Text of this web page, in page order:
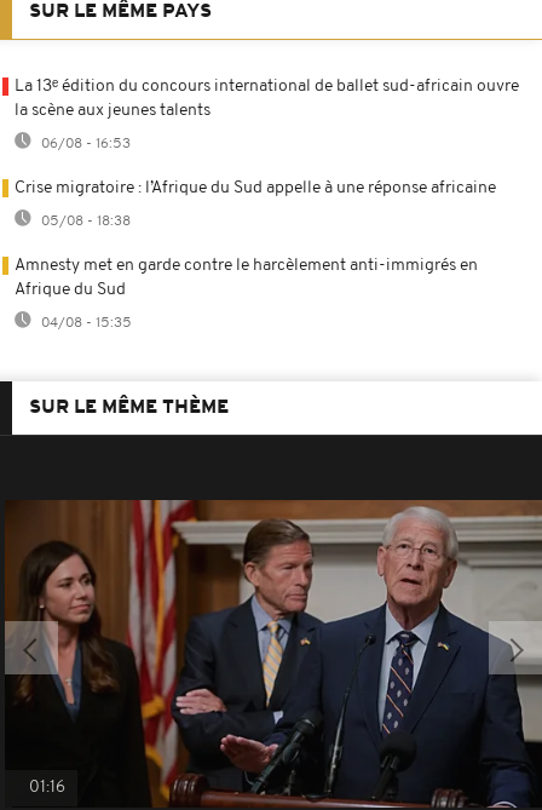
SUR LE MÊME PAYS
La 13ᵉ édition du concours international de ballet sud-africain ouvre
la scène aux jeunes talents
06/08 - 16:53
Crise migratoire : l’Afrique du Sud appelle à une réponse africaine
05/08 - 18:38
Amnesty met en garde contre le harcèlement anti-immigrés en
Afrique du Sud
04/08 - 15:35
SUR LE MÊME THÈME
01:16